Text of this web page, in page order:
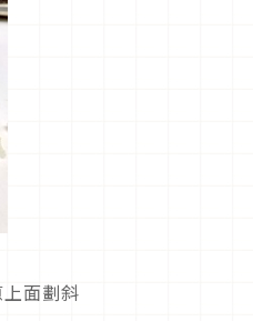
面劃斜